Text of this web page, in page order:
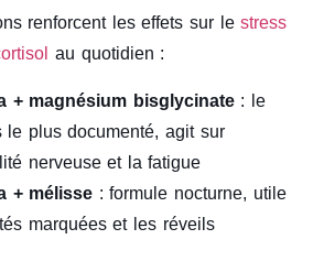
renforcent les effets sur lestress
au quotidien :
+ magnésium bisglycinate: le
le plus documenté, agit sur
nerveuse et la fatigue
+ mélisse : formule nocturne, utile
marquées et les réveils